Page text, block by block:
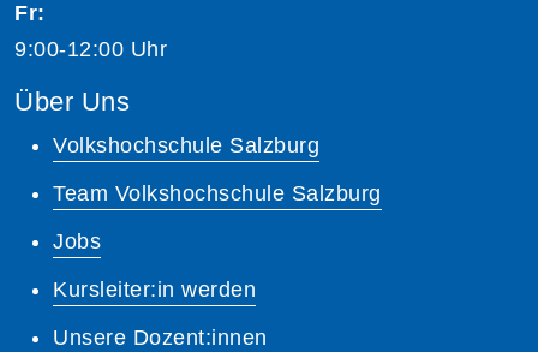
Fr:
9:00-12:00 Uhr
Über Uns
Volkshochschule Salzburg
Team Volkshochschule Salzburg
Jobs
Kursleiter:in werden
Unsere Dozent:innen